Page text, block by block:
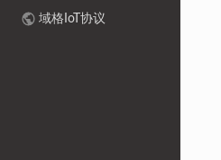
域格IoT协议